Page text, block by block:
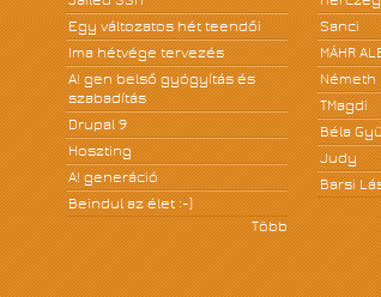
Egy változatos hét teendői
Ima hétvége tervezés
A! gen belső gyógyítás és
szabadítás
Drupal 9
Hoszting
A! generáció
Beindul az élet :-)
Több
Sanci
MÁHR
Németh
TMagdi
Béla
Judy
Barsi